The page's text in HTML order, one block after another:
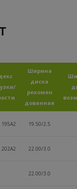
Ширина
диска
рекомен
дованная
19.50/2.5
22.00/3.0
22.00/3.0